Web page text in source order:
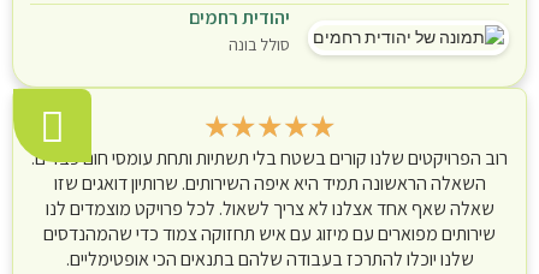
יהודית רחמים
סולל בונה
★
★
★
★
★
רוב הפרויקטים שלנו קורים בשטח בלי תשתיות ותחת עומסי חום כבדים.
השאלה הראשונה תמיד היא איפה השירותים. שרותיון דואגים שזו
שאלה שאף אחד אצלנו לא צריך לשאול. לכל פרויקט מוצמדים לנו
שירותים מפוארים עם מיזוג עם איש תחזוקה צמוד כדי שהמהנדסים
שלנו יוכלו להתרכז בעבודה שלהם בתנאים הכי אופטימליים.